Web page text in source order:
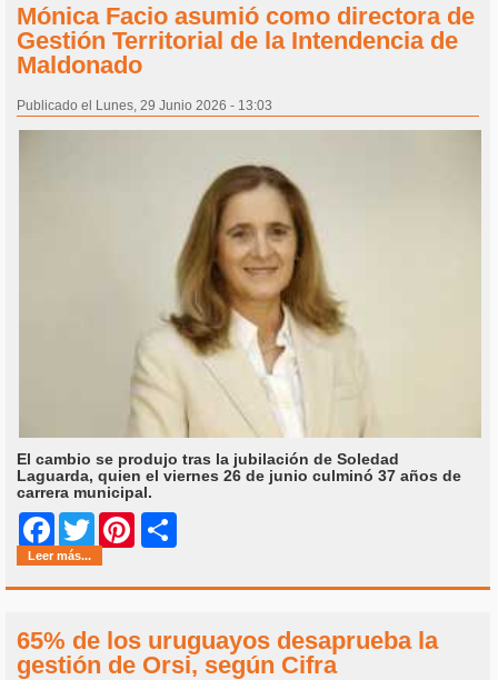
Mónica Facio asumió como directora de
Gestión Territorial de la Intendencia de
Maldonado
Publicado el Lunes, 29 Junio 2026 - 13:03
El cambio se produjo tras la jubilación de Soledad
Laguarda, quien el viernes 26 de junio culminó 37 años de
carrera municipal.
Facebook
Twitter Pinterest
Leer más...
65% de los uruguayos desaprueba la
gestión de Orsi, según Cifra